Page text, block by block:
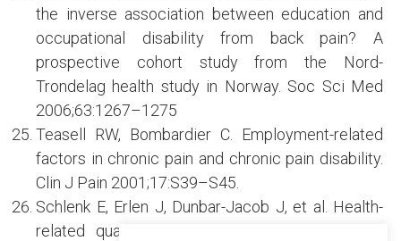
the inverse association between education and
occupational disability from back pain? A
prospective cohort study from the Nord-
Trondelag health study in Norway. Soc Sci Med
2006;63:1267–1275
Teasell RW, Bombardier C. Employment-related
factors in chronic pain and chronic pain disability.
Clin J Pain 2001;17:S39–S45.
Schlenk E, Erlen J, Dunbar-Jacob J, et al. Health-
related quality of life in chronic disorders: a